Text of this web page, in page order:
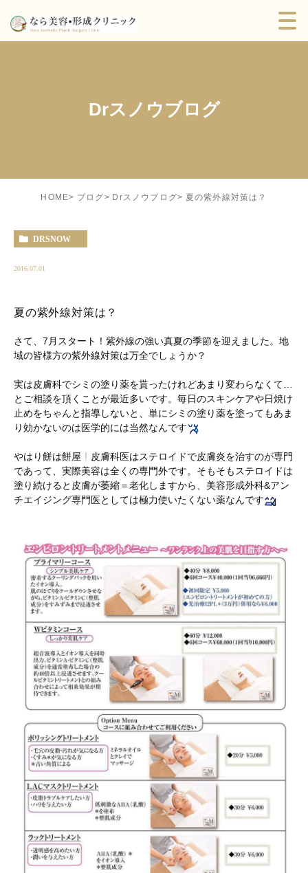
Drスノウブログ
HOME ブログ Drスノウブログ 夏の紫外線対策は？
DRSNOW
2016.07.01
夏の紫外線対策は？
さて、7月スタート！紫外線の強い真夏の季節を迎えました。地
域の皆様方の紫外線対策は万全でしょうか？
実は皮膚科でシミの塗り薬を貰ったけれどあまり変わらなくて…
とご相談を頂くことが最近多いです。毎日のスキンケアや日焼け
止めをちゃんと指導しないと、単にシミの塗り薬を塗ってもあま
り効かないのは医学的には当然なんです
やはり餅は餅屋
皮膚科医はステロイドで皮膚炎を治すのが専門
であって、実際美容は全くの専門外です。そもそもステロイドは
塗り続けると皮膚が萎縮＝老化しますから、美容形成外科&アン
チエイジング専門医としては極力使いたくない薬なんです